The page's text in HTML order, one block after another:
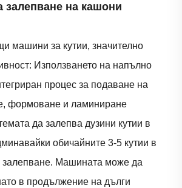
залепване на кашони
машини за кутии, значително
Използването на напълно
процес за подаване на
формоване и ламиниране
да залепва дузини кутии в
обичайните 3-5 кутии в
залепване. Машината може да
в продължение на дълги